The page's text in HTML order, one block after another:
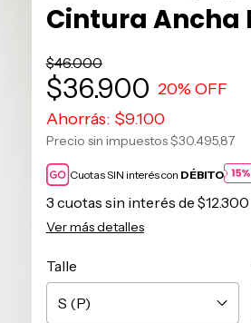
Cintura Ancha
$46.000
$36.900 20% OFF
Ahorrás: $9.100
Precio sin impuestos$30.495,87
Cuotas SIN interés con DÉBITO
3 cuotas sin interés de $12.300
Ver más detalles
Talle